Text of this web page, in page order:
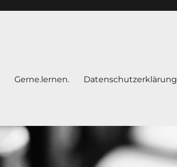
Gerne.lernen. Datenschutzerklärung